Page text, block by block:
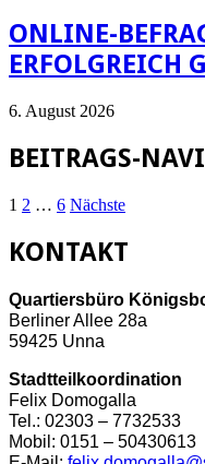
ONLINE-
ERFOLGREICH
6. August 2026
BEITRAGS-
1 2 … 6 Nächste
KONTAKT
Quartiersbüro
Berliner Allee 28a
59425 Unna
Stadtteilkoordination
Felix Domogalla
Tel.: 02303 – 7732533
Mobil: 0151 – 50430613